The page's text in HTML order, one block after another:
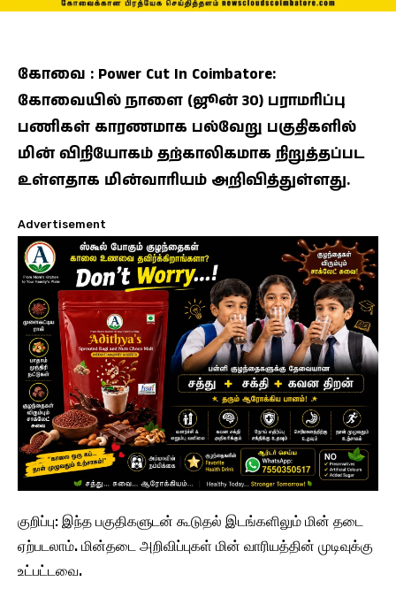
கோவை : Power Cut In Coimbatore:
கோவையில் நாளை (ஜூன் 30) பராமரிப்பு
பணிகள் காரணமாக பல்வேறு பகுதிகளில்
மின் விநியோகம் தற்காலிகமாக நிறுத்தப்பட
உள்ளதாக மின்வாரியம் அறிவித்துள்ளது.
Advertisement
குறிப்பு: இந்த பகுதிகளுடன் கூடுதல் இடங்களிலும் மின் தடை
ஏற்படலாம். மின்தடை அறிவிப்புகள் மின் வாரியத்தின் முடிவுக்கு
உட்பட்டவை.